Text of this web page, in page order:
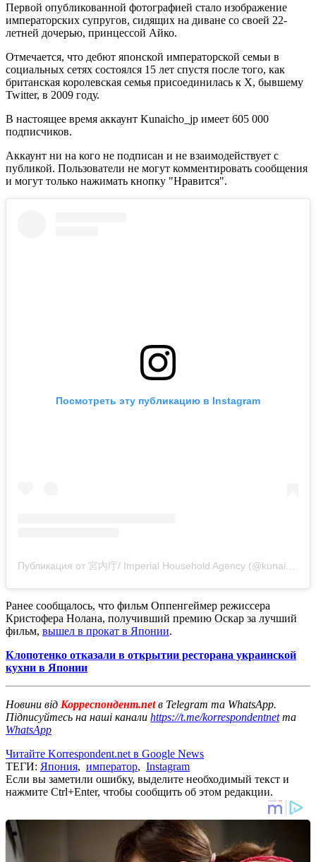
Первой опубликованной фотографией стало изображение
императорских супругов, сидящих на диване со своей 22-
летней дочерью, принцессой Айко.
Отмечается, что дебют японской императорской семьи в
социальных сетях состоялся 15 лет спустя после того, как
британская королевская семья присоединилась к X, бывшему
Twitter, в 2009 году.
В настоящее время аккаунт Kunaicho_jp имеет 605 000
подписчиков.
Аккаунт ни на кого не подписан и не взаимодействует с
публикой. Пользователи не могут комментировать сообщения
и могут только нажимать кнопку "Нравится".
Посмотреть эту публикацию в Instagram
Ранее сообщалось, что фильм Оппенгеймер режиссера
Кристофера Нолана, получивший премию Оскар за лучший
фильм, вышел в прокат в Японии.
Клопотенко отказали в открытии ресторана украинской
кухни в Японии
Новини від Корреспондент.netв Telegram та WhatsApp.
Підписуйтесь на наші канали https://t.me/korrespondentnetта
WhatsApp
Читайте Korrespondent.net в Google News
ТЕГИ: Япония, император, Instagram
Если вы заметили ошибку, выделите необходимый текст и
нажмите Ctrl+Enter, чтобы сообщить об этом редакции.